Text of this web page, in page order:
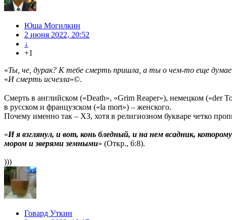
Юша Могилкин
2 июня 2022, 20:52
↓
+1
«Ты, че, дурак? К тебе смерть пришла, а ты о чем-то еще
«И смерть исчезла»©.
в русском и французском («la mort») – женского.
Почему именно так – ХЗ, хотя в религиозном букваре четко
«И я взглянул, и вот, конь бледный, и на нем всадник,
мором и зверями земными» (Откр., 6:8).
)))
Говард Уткин